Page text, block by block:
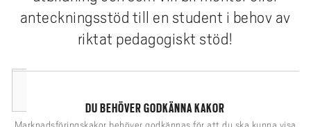
anteckningsstöd till en student i behov av
riktat pedagogiskt stöd!
DU BEHÖVER GODKÄNNA KAKOR